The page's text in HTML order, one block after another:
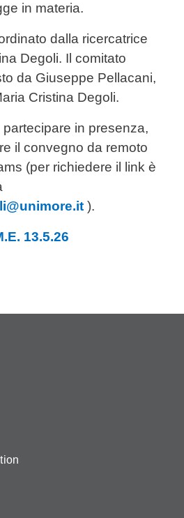
in materia.
dalla ricercatrice
Degoli. Il comitato
da Giuseppe Pellacani,
Cristina Degoli.
in presenza,
il convegno da remoto
(per richiedere il link è
).
13.5.26